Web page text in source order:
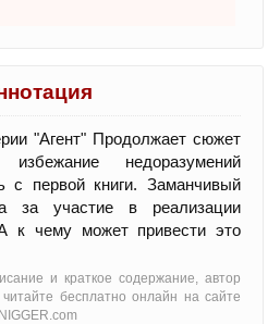
"Агент" Продолжает сюжет
недоразумений
с первой книги. Заманчивый
за участие в реализации
к чему может привести это
и краткое содержание, автор
бесплатно онлайн на сайте